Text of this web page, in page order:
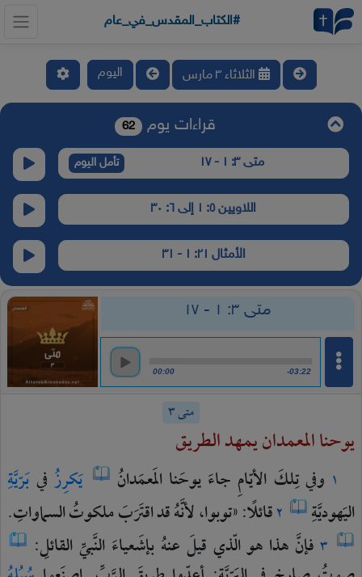
#الكتاب_المقدس_في_عام
الثلاثاء ٣ مارس اليوم
قراءات يوم 62
متى ٣: ١ - ١٧ تأمل اليوم
اللاويين ٥: ١ إلى ٦: ٣٠
الأمثال ٢١: ١ - ٣١
متى ٣: ١ - ١٧
00:00 -03:22
متى ٣
يوحنا المعمدان يمهد الطريق
١ وفيتِلكَ الأيّامِ جاءَيوحَناالمَعمَدانُ يَكرِزُفيبَرّيَّةِ
اليَهوديَّةِ
٢قائلًا:«توبوا،لأنَّهُقداقتَرَبَملكوتُالسماواتِ.
٣ فإنَّهذاهوالّذيقيلَعنهُبإشَعياءَالنَّبيِّالقائلِ: